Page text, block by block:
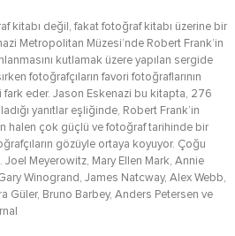
kitabı değil, fakat fotoğraf kitabı üzerine bir
Metropolitan Müzesi’nde Robert Frank’in
kutlamak üzere yapılan sergide
fotoğrafçıların favori fotoğraflarının
eder. Jason Eskenazi bu kitapta, 276
yanıtlar eşliğinde, Robert Frank’in
halen çok güçlü ve fotoğraf tarihinde bir
gözüyle ortaya koyuyor. Çoğu
Meyerowitz, Mary Ellen Mark, Annie
Winogrand, James Natcway, Alex Webb,
Güler, Bruno Barbey, Anders Petersen ve